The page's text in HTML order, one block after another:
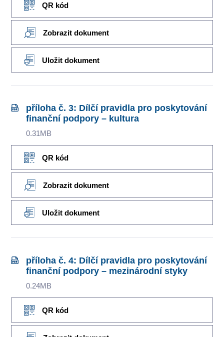
QR kód
Zobrazit dokument
Uložit dokument
příloha č. 3: Dílčí pravidla pro poskytování
finanční podpory – kultura
0.31MB
QR kód
Zobrazit dokument
Uložit dokument
příloha č. 4: Dílčí pravidla pro poskytování
finanční podpory – mezinárodní styky
0.24MB
QR kód